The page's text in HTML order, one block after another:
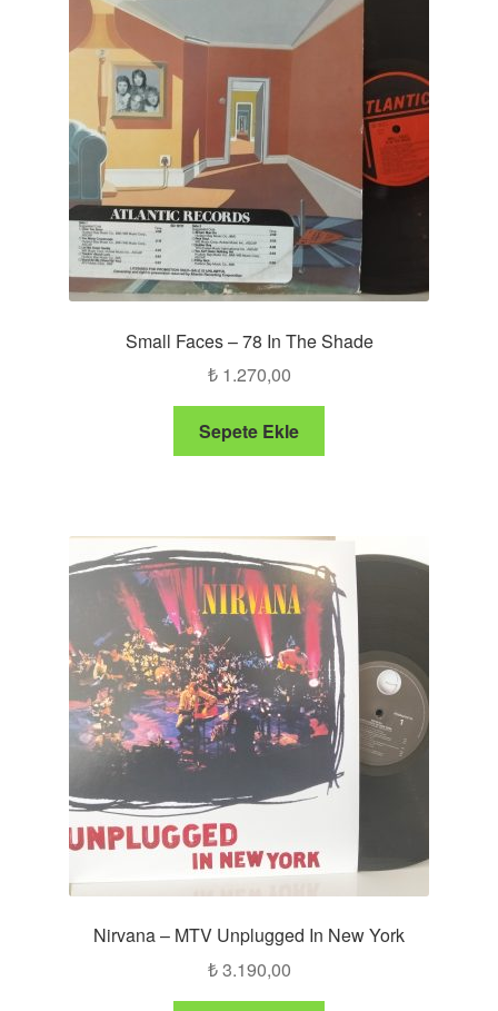
Small Faces – 78 In The Shade
₺1.270,00
Sepete Ekle
Nirvana – MTV Unplugged In New York
₺3.190,00